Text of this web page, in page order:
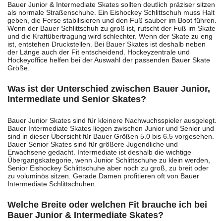
Bauer Junior & Intermediate Skates sollten deutlich präziser sitzen
als normale Straßenschuhe. Ein Eishockey Schlittschuh muss Halt
geben, die Ferse stabilisieren und den Fuß sauber im Boot führen.
Wenn der Bauer Schlittschuh zu groß ist, rutscht der Fuß im Skate
und die Kraftübertragung wird schlechter. Wenn der Skate zu eng
ist, entstehen Druckstellen. Bei Bauer Skates ist deshalb neben
der Länge auch der Fit entscheidend. Hockeyzentrale und
Hockeyoffice helfen bei der Auswahl der passenden Bauer Skate
Größe.
Was ist der Unterschied zwischen Bauer Junior,
Intermediate und Senior Skates?
Bauer Junior Skates sind für kleinere Nachwuchsspieler ausgelegt.
Bauer Intermediate Skates liegen zwischen Junior und Senior und
sind in dieser Übersicht für Bauer Größen 5.0 bis 6.5 vorgesehen.
Bauer Senior Skates sind für größere Jugendliche und
Erwachsene gedacht. Intermediate ist deshalb die wichtige
Übergangskategorie, wenn Junior Schlittschuhe zu klein werden,
Senior Eishockey Schlittschuhe aber noch zu groß, zu breit oder
zu voluminös sitzen. Gerade Damen profitieren oft von Bauer
Intermediate Schlittschuhen.
Welche Breite oder welchen Fit brauche ich bei
Bauer Junior & Intermediate Skates?